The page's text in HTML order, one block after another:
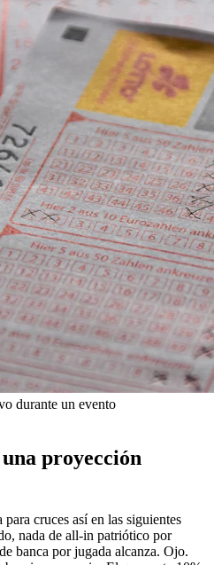
durante un evento
proyección
cruces así en las siguientes
nada de all-in patriótico por
banca por jugada alcanza. Ojo.